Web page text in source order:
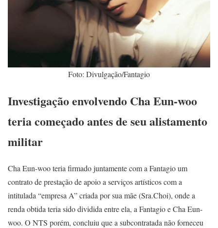
Foto: Divulgação/Fantagio
Investigação envolvendo Cha Eun-woo
teria começado antes de seu alistamento
militar
Cha Eun-woo teria firmado juntamente com a Fantagio um
contrato de prestação de apoio a serviços artísticos com a
intitulada “empresa A” criada por sua mãe (Sra.Choi), onde a
renda obtida teria sido dividida entre ela, a Fantagio e Cha Eun-
woo. O NTS porém, concluiu que a subcontratada não forneceu